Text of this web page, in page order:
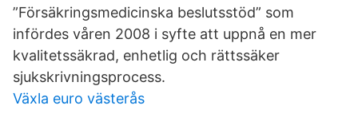
”Försäkringsmedicinska beslutsstöd” som
infördes våren 2008 i syfte att uppnå en mer
kvalitetssäkrad, enhetlig och rättssäker
sjukskrivningsprocess.
Växla euro västerås